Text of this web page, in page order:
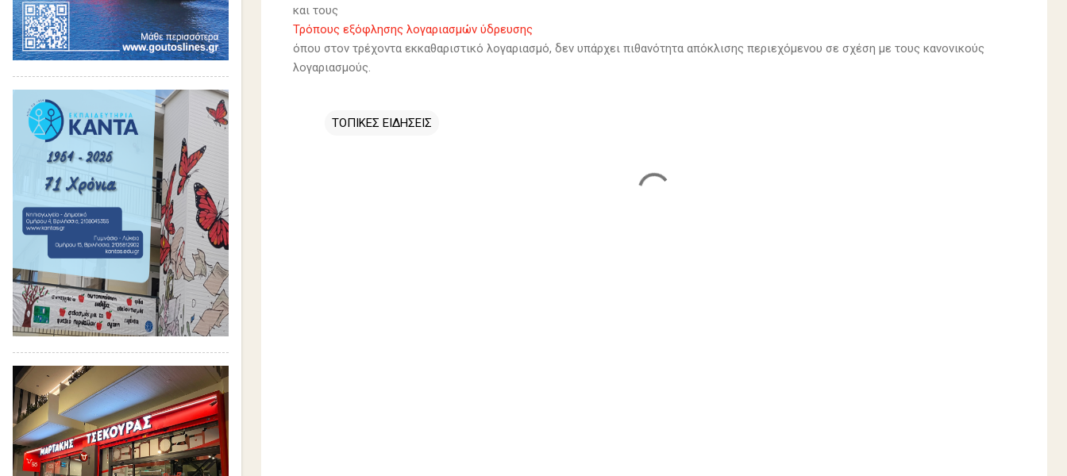
και τους
Τρόπους εξόφλησης λογαριασμών ύδρευσης
όπου στον τρέχοντα εκκαθαριστικό λογαριασμό, δεν υπάρχει πιθανότητα απόκλισης περιεχόμενου σε σχέση με τους κανονικούς
λογαριασμούς.
ΤΟΠΙΚΕΣ ΕΙΔΗΣΕΙΣ